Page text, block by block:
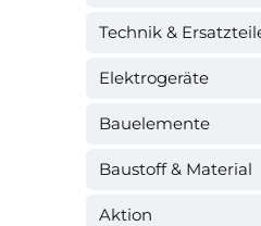
Technik &
Elektrogeräte
Bauelemente
Baustoff & Material
Aktion